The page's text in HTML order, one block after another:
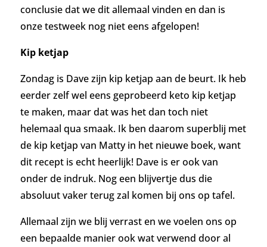
conclusie dat we dit allemaal vinden en dan is
onze testweek nog niet eens afgelopen!
Kip ketjap
Zondag is Dave zijn kip ketjap aan de beurt. Ik heb
eerder zelf wel eens geprobeerd keto kip ketjap
te maken, maar dat was het dan toch niet
helemaal qua smaak. Ik ben daarom superblij met
de kip ketjap van Matty in het nieuwe boek, want
dit recept is echt heerlijk! Dave is er ook van
onder de indruk. Nog een blijvertje dus die
absoluut vaker terug zal komen bij ons op tafel.
Allemaal zijn we blij verrast en we voelen ons op
een bepaalde manier ook wat verwend door al